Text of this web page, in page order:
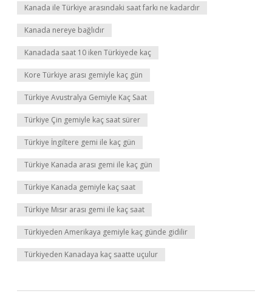
Kanada ile Türkiye arasındaki saat farkı ne kadardır
Kanada nereye bağlıdır
Kanadada saat 10 iken Türkiyede kaç
Kore Türkiye arası gemiyle kaç gün
Türkiye Avustralya Gemiyle Kaç Saat
Türkiye Çin gemiyle kaç saat sürer
Türkiye İngiltere gemi ile kaç gün
Türkiye Kanada arası gemi ile kaç gün
Türkiye Kanada gemiyle kaç saat
Türkiye Mısır arası gemi ile kaç saat
Türkiyeden Amerikaya gemiyle kaç günde gidilir
Türkiyeden Kanadaya kaç saatte uçulur